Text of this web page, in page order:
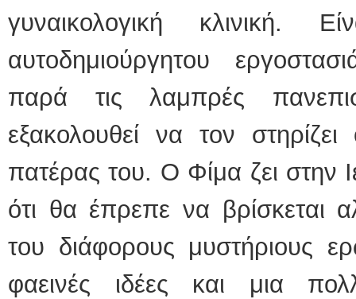
γυναικολογική κλινική.
αυτοδημιούργητου
παρά τις λαμπρές
εξακολουθεί να τον στηρίζει
πατέρας του. Ο Φίμα ζει στην
ότι θα έπρεπε να βρίσκεται
του διάφορους μυστήριους
φαεινές ιδέες και μια